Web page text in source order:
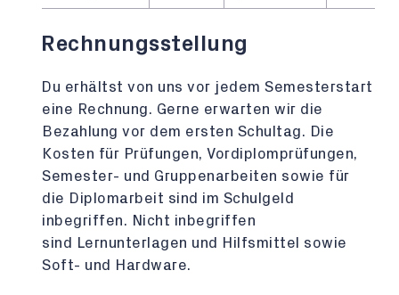
Rechnungsstellung
Du erhältst von uns vor jedem Semesterstart
eine Rechnung. Gerne erwarten wir die
Bezahlung vor dem ersten Schultag. Die
Kosten für Prüfungen, Vordiplomprüfungen,
Semester- und Gruppenarbeiten sowie für
die Diplomarbeit sind im Schulgeld
inbegriffen. Nicht inbegriffen
sind Lernunterlagen und Hilfsmittel sowie
Soft- und Hardware.